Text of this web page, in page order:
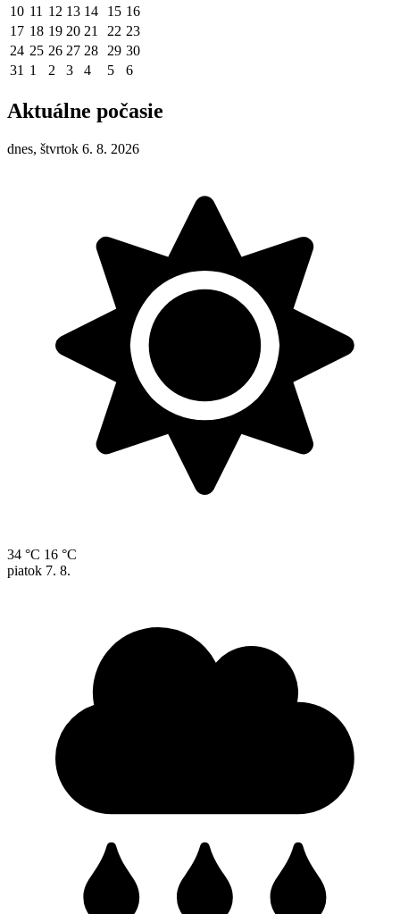
10 11 12 13 14 15 16
17 18 19 20 21 22 23
24 25 26 27 28 29 30
31 1 2 3 4 5 6
Aktuálne počasie
dnes, štvrtok 6. 8. 2026
34 °C 16 °C
piatok 7. 8.